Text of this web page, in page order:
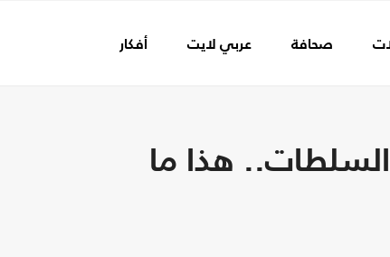
صحافة عربي لايت أفكار
هذا ما